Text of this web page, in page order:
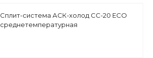
Сплит-система АСК-холод СС-20 ECO
среднетемпературная